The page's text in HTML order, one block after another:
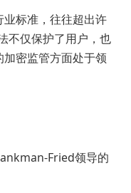
业标准，往往超出许
不仅保护了用户，也
密监管方面处于领
Fried领导的